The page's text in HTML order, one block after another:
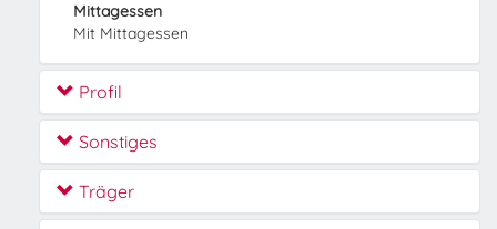
Mittagessen
Mit Mittagessen
Profil
Sonstiges
Träger